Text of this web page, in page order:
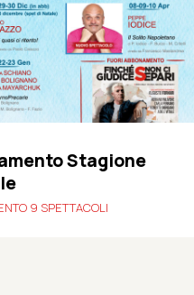
Stagione
9 SPETTACOLI